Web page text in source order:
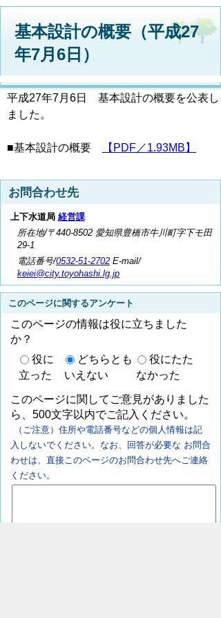
基本設計の概要（平成27
年7月6日）
平成27年7月6日 基本設計の概要を公表し
ました。
■基本設計の概要 【PDF／1.93MB】
お問合わせ先
上下水道局 経営課
所在地/〒440-8502 愛知県豊橋市牛川町字下モ田
29-1
電話番号/0532-51-2702 E-mail/
keiei@city.toyohashi.lg.jp
このページに関するアンケート
このページの情報は役に立ちました
か？
役に
立った
どちらとも
いえない
役にたた
なかった
このページに関してご意見がありました
ら、500文字以内でご記入ください。
（ご注意）住所や電話番号などの個人情報は記
入しないでください。なお、回答が必要な お問合
わせは、直接このページのお問合わせ先へご連絡
ください。